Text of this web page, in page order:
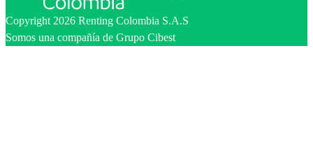
Copyright 2026 Renting Colombia S.A.S
Somos una compañía de Grupo Cibest